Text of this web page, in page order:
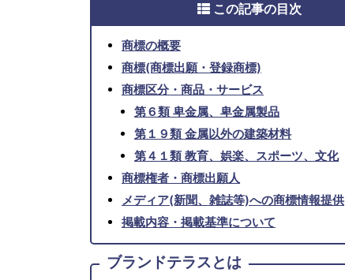
この記事の目次
商標の概要
商標(商標出願・登録商標)
商標区分・商品・サービス
第６類 卑金属、卑金属製品
第１９類 金属以外の建築材料
第４１類 教育、娯楽、スポーツ、文化
商標権者・商標出願人
メディア(新聞、雑誌等)への商標情報提供
掲載内容・掲載基準について
ブランドテラスとは